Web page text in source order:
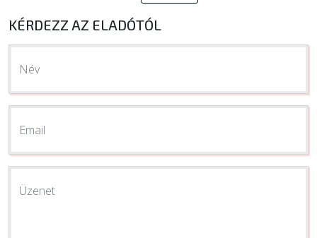
KÉRDEZZ AZ ELADÓTÓL
Név
Email
Üzenet